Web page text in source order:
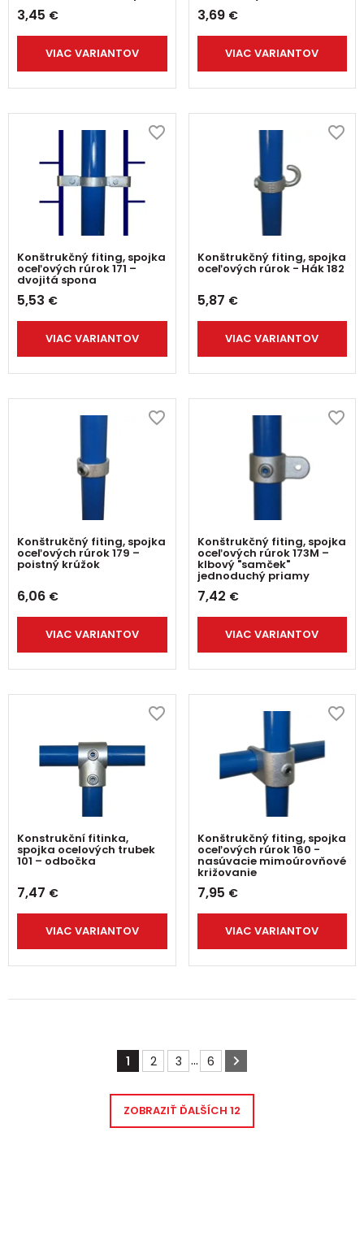
3,45 €
VIAC VARIANTOV
3,69 €
VIAC VARIANTOV
Konštrukčný fiting, spojka
oceľových rúrok 171 –
dvojitá spona
5,53 €
VIAC VARIANTOV
Konštrukčný fiting, spojka
oceľových rúrok - Hák 182
5,87 €
VIAC VARIANTOV
Konštrukčný fiting, spojka
oceľových rúrok 179 –
poistný krúžok
6,06 €
VIAC VARIANTOV
Konštrukčný fiting, spojka
oceľových rúrok 173M –
klbový "samček"
jednoduchý priamy
7,42 €
VIAC VARIANTOV
Konstrukční fitinka,
spojka ocelových trubek
101 – odbočka
7,47 €
VIAC VARIANTOV
Konštrukčný fiting, spojka
oceľových rúrok 160 -
nasúvacie mimoúrovňové
križovanie
7,95 €
VIAC VARIANTOV
1 2 3 ... 6
ZOBRAZIŤ ĎALŠÍCH 12